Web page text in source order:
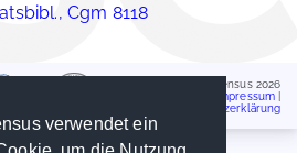
verwendet ein
Cgm 8118
Handschriftencensus 2026
Impressum
Datenschutzerklärung